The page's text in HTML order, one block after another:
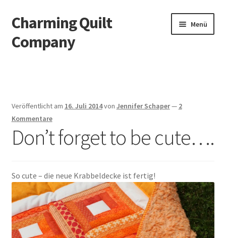
Zur
Navigation
springen
Zum
Inhalt
springen
Charming Quilt
Company
Menü
Blog
Datenschutzbelehrung
Datenschutzerklärung
Impressum
Impressum
Veröffentlicht am 16. Juli 2014von Jennifer Schaper— 2
Kommentare
Don’t forget to be cute….
So cute – die neue Krabbeldecke ist fertig!